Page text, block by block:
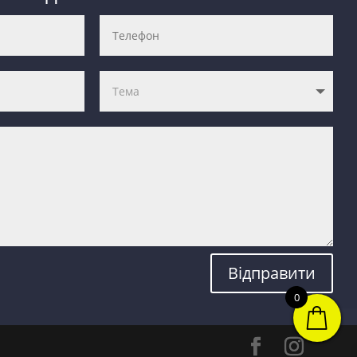
Відправити
0